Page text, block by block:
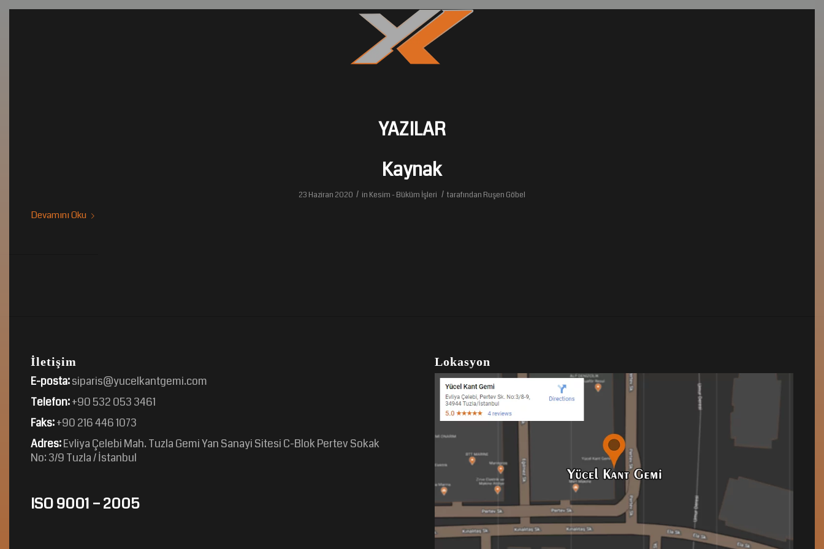
YAZILAR
Kaynak
23 Haziran 2020 / in Kesim - Büküm İşleri / tarafından Ruşen Göbel
Devamını Oku
İletişim
E-posta:siparis@yucelkantgemi.com
Telefon:+90 532 053 3461
Faks:+90 216 446 1073
Adres:Evliya Çelebi Mah. Tuzla Gemi Yan Sanayi Sitesi C-Blok Pertev Sokak
No: 3/9 Tuzla / İstanbul
ISO 9001 – 2005
Lokasyon